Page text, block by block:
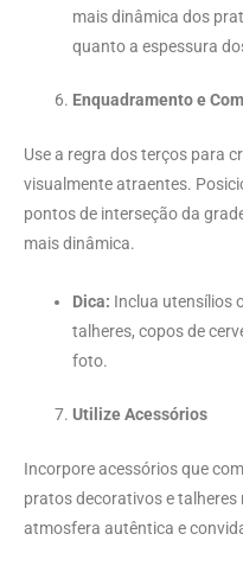
mais dinâmica dos
quanto a espessura
Enquadramento e
Use a regra dos terços para
visualmente atraentes.
pontos de interseção da
mais dinâmica.
Dica: Inclua utensílios
talheres, copos de
foto.
Utilize Acessórios
Incorpore acessórios que
pratos decorativos e
atmosfera autêntica e